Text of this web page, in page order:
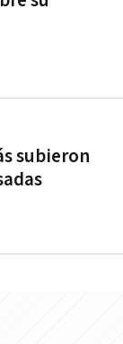
subieron